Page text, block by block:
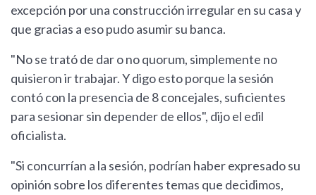
excepción por una construcción irregular en su casa y
que gracias a eso pudo asumir su banca.
"No se trató de dar o no quorum, simplemente no
quisieron ir trabajar. Y digo esto porque la sesión
contó con la presencia de 8 concejales, suficientes
para sesionar sin depender de ellos", dijo el edil
oficialista.
"Si concurrían a la sesión, podrían haber expresado su
opinión sobre los diferentes temas que decidimos,